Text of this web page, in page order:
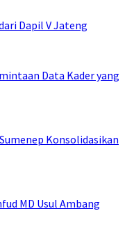
Dapil V Jateng
Data Kader yang
Konsolidasikan
MD Usul Ambang